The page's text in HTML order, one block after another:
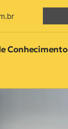
Conhecimento